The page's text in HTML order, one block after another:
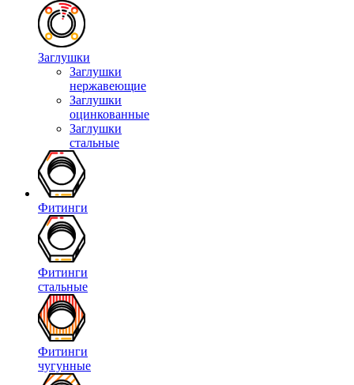
Заглушки
Заглушки
нержавеющие
Заглушки
оцинкованные
Заглушки
стальные
Фитинги
Фитинги
стальные
Фитинги
чугунные